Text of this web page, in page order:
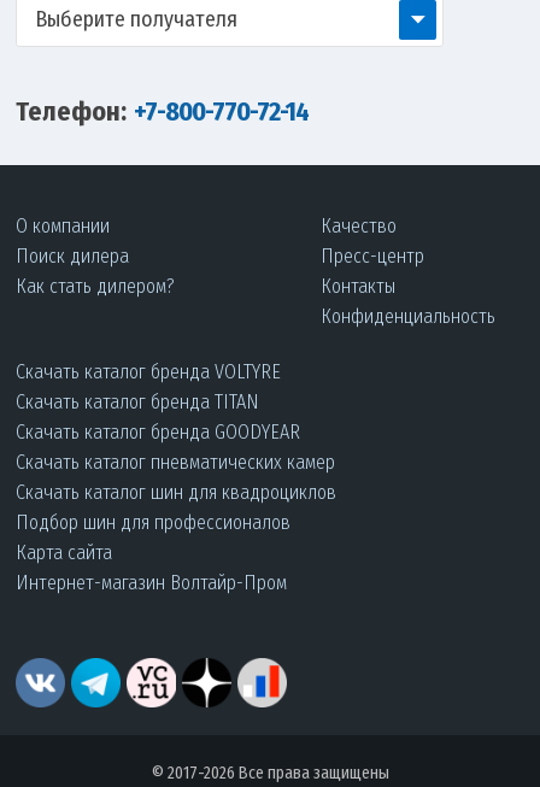
Выберите получателя
Телефон: +7-800-770-72-14
О компании
Поиск дилера
Как стать дилером?
Качество
Пресс-центр
Контакты
Конфиденциальность
Скачать каталог бренда VOLTYRE
Скачать каталог бренда TITAN
Скачать каталог бренда GOODYEAR
Скачать каталог пневматических камер
Скачать каталог шин для квадроциклов
Подбор шин для профессионалов
Карта сайта
Интернет-магазин Волтайр-Пром
© 2017-2026 Все права защищены